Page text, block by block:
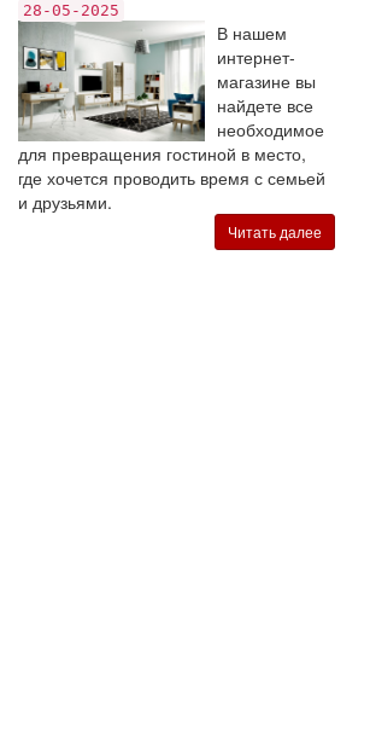
28-05-2025
В нашем
интернет-
магазине вы
найдете все
необходимое
для превращения гостиной в место,
где хочется проводить время с семьей
и друзьями.
Читать далее